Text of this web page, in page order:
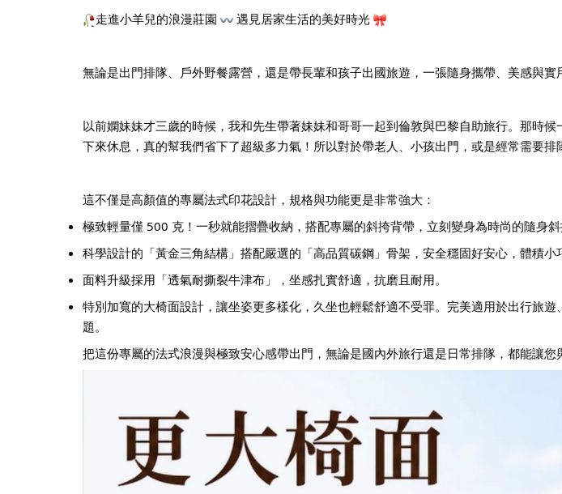
走進小羊兒的浪漫莊園 遇見居家生活的美好時光
無論是出門排隊、戶外野餐露營，還是帶長輩和孩子出國旅遊，一張隨身攜帶、美感與
以前嫻妹妹才三歲的時候，我和先生帶著妹妹和哥哥一起到倫敦與巴黎自助旅行。那時
下來休息，真的幫我們省下了超級多力氣！所以對於帶老人、小孩出門，或是經常需要排
這不僅是高顏值的專屬法式印花設計，規格與功能更是非常強大：
極致輕量僅 500 克！一秒就能摺疊收納，搭配專屬的斜挎背帶，立刻變身為時尚的隨身斜
科學設計的「黃金三角結構」搭配嚴選的「高品質碳鋼」骨架，安全穩固好安心，體積小
面料升級採用「透氣耐撕裂牛津布」，坐感扎實舒適，抗磨且耐用。
特別加寬的大椅面設計，讓坐姿更多樣化，久坐也輕鬆舒適不受罪。完美適用於出行旅
題。
把這份專屬的法式浪漫與極致安心感帶出門，無論是國內外旅行還是日常排隊，都能讓您